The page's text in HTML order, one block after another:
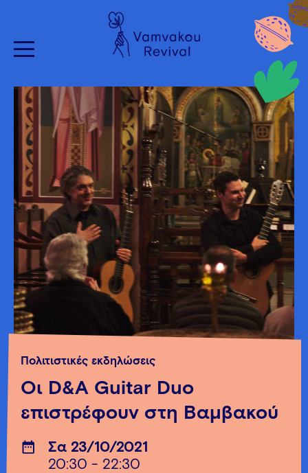
Πολιτιστικές εκδηλώσεις
Οι D&A Guitar Duo
επιστρέφουν στη Βαμβακού
Σα 23/10/2021
20:30 - 22:30